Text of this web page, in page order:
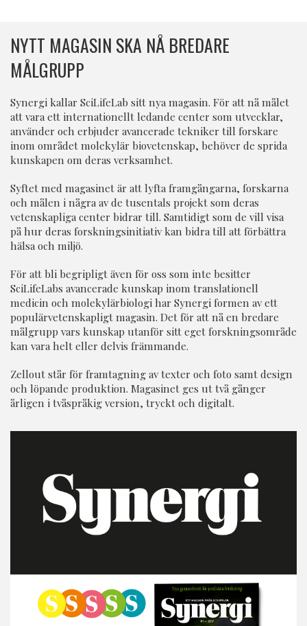
NYTT MAGASIN SKA NÅ BREDARE
MÅLGRUPP
Synergi kallar SciLifeLab sitt nya magasin. För att nå målet
att vara ett internationellt ledande center som utvecklar,
använder och erbjuder avancerade tekniker till forskare
inom området molekylär biovetenskap, behöver de sprida
kunskapen om deras verksamhet.
Syftet med magasinet är att lyfta framgångarna, forskarna
och målen i några av de tusentals projekt som deras
vetenskapliga center bidrar till. Samtidigt som de vill visa
på hur deras forskningsinitiativ kan bidra till att förbättra
hälsa och miljö.
För att bli begripligt även för oss som inte besitter
SciLifeLabs avancerade kunskap inom translationell
medicin och molekylärbiologi har Synergi formen av ett
populärvetenskapligt magasin. Det för att nå en bredare
målgrupp vars kunskap utanför sitt eget forskningsområde
kan vara helt eller delvis främmande.
Zellout står för framtagning av texter och foto samt design
och löpande produktion. Magasinet ges ut två gånger
årligen i tvåspråkig version, tryckt och digitalt.